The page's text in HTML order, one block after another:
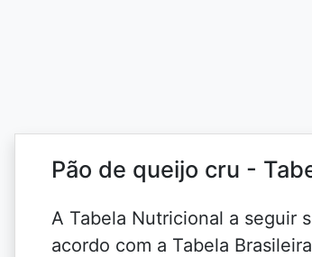
Pão de queijo cru -
A Tabela Nutricional a seguir
acordo com a Tabela